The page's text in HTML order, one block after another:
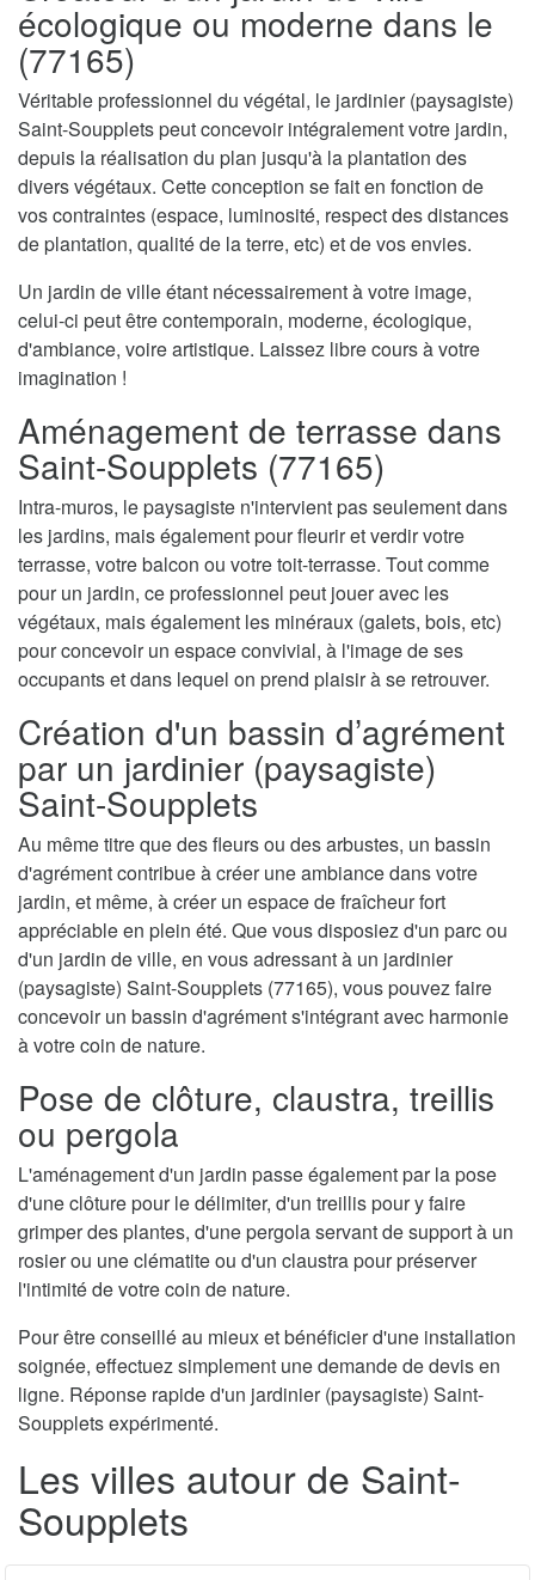
écologique ou moderne dans le
(77165)
Véritable professionnel du végétal, le jardinier (paysagiste)
Saint-Soupplets peut concevoir intégralement votre jardin,
depuis la réalisation du plan jusqu'à la plantation des
divers végétaux. Cette conception se fait en fonction de
vos contraintes (espace, luminosité, respect des distances
de plantation, qualité de la terre, etc) et de vos envies.
Un jardin de ville étant nécessairement à votre image,
celui-ci peut être contemporain, moderne, écologique,
d'ambiance, voire artistique. Laissez libre cours à votre
imagination !
Aménagement de terrasse dans
Saint-Soupplets (77165)
Intra-muros, le paysagiste n'intervient pas seulement dans
les jardins, mais également pour fleurir et verdir votre
terrasse, votre balcon ou votre toit-terrasse. Tout comme
pour un jardin, ce professionnel peut jouer avec les
végétaux, mais également les minéraux (galets, bois, etc)
pour concevoir un espace convivial, à l'image de ses
occupants et dans lequel on prend plaisir à se retrouver.
Création d'un bassin d’agrément
par un jardinier (paysagiste)
Saint-Soupplets
Au même titre que des fleurs ou des arbustes, un bassin
d'agrément contribue à créer une ambiance dans votre
jardin, et même, à créer un espace de fraîcheur fort
appréciable en plein été. Que vous disposiez d'un parc ou
d'un jardin de ville, en vous adressant à un jardinier
(paysagiste) Saint-Soupplets (77165), vous pouvez faire
concevoir un bassin d'agrément s'intégrant avec harmonie
à votre coin de nature.
Pose de clôture, claustra, treillis
ou pergola
L'aménagement d'un jardin passe également par la pose
d'une clôture pour le délimiter, d'un treillis pour y faire
grimper des plantes, d'une pergola servant de support à un
rosier ou une clématite ou d'un claustra pour préserver
l'intimité de votre coin de nature.
Pour être conseillé au mieux et bénéficier d'une installation
soignée, effectuez simplement une demande de devis en
ligne. Réponse rapide d'un jardinier (paysagiste) Saint-
Soupplets expérimenté.
Les villes autour de Saint-
Soupplets